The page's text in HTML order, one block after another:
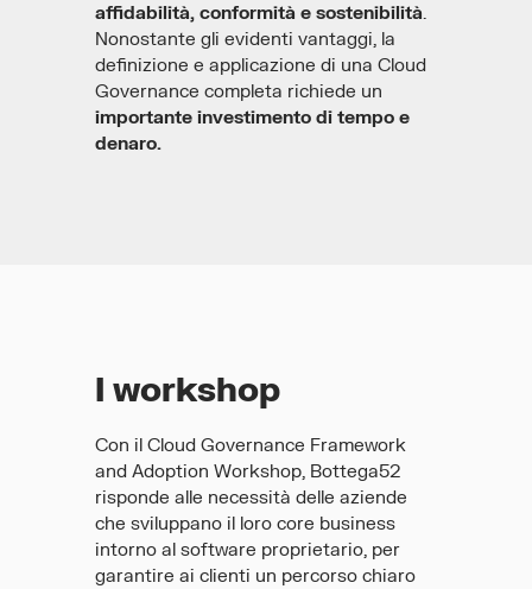
affidabilità, conformità e sostenibilità.
Nonostante gli evidenti vantaggi, la
definizione e applicazione di una Cloud
Governance completa richiede un
importante investimento di tempo e
denaro.
I workshop
Con il Cloud Governance Framework
and Adoption Workshop, Bottega52
risponde alle necessità delle aziende
che sviluppano il loro core business
intorno al software proprietario, per
garantire ai clienti un percorso chiaro